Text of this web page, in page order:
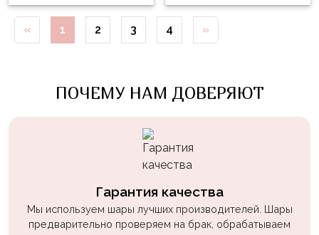
« 1 2 3 4 »
ПОЧЕМУ НАМ ДОВЕРЯЮТ
Гарантия качества
Мы используем шары лучших производителей. Шары
предварительно проверяем на брак, обрабатываем
Супергерои
Пиратская
собачки